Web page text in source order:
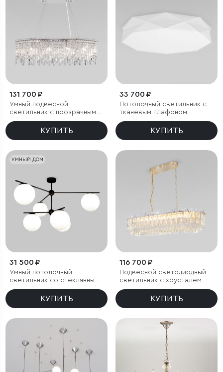
131 700 ₽
Умный подвесной
светильник с прозрачным
хрусталем
КУПИТЬ
33 700 ₽
Потолочный светильник с
тканевым плафоном
КУПИТЬ
УМНЫЙ ДОМ
31 500 ₽
Умный потолочный
светильник со стеклянными
плафонами
КУПИТЬ
116 700 ₽
Подвесной светодиодный
светильник с хрусталем
КУПИТЬ